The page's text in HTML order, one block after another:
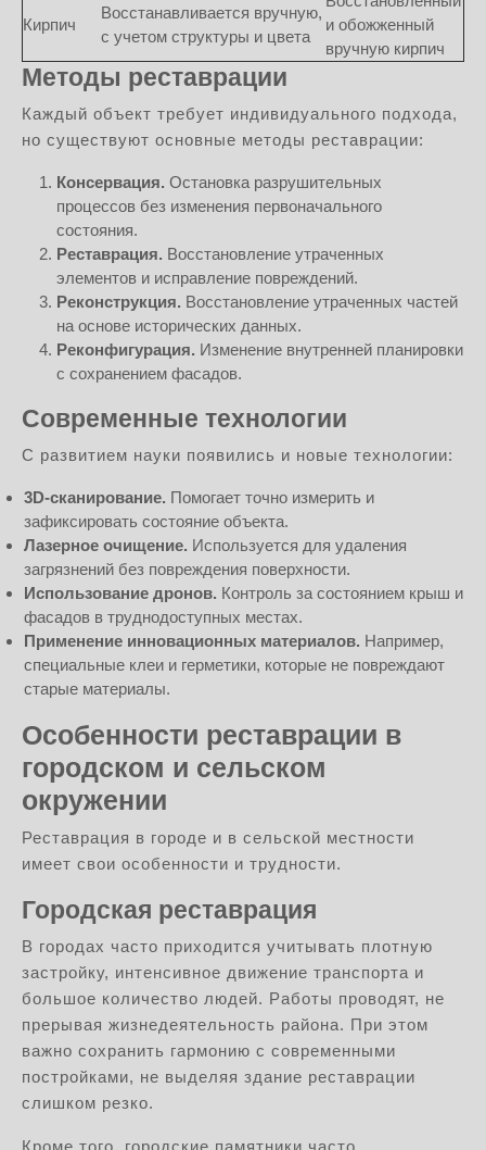
Кирпич
Восстанавливается вручную,
с учетом структуры и цвета
и обожженный
вручную кирпич
Методы реставрации
Каждый объект требует индивидуального подхода,
но существуют основные методы реставрации:
Консервация. Остановка разрушительных
процессов без изменения первоначального
состояния.
Реставрация. Восстановление утраченных
элементов и исправление повреждений.
Реконструкция. Восстановление утраченных частей
на основе исторических данных.
Реконфигурация. Изменение внутренней планировки
с сохранением фасадов.
Современные технологии
С развитием науки появились и новые технологии:
3D-сканирование. Помогает точно измерить и
зафиксировать состояние объекта.
Лазерное очищение. Используется для удаления
загрязнений без повреждения поверхности.
Использование дронов. Контроль за состоянием крыш и
фасадов в труднодоступных местах.
Применение инновационных материалов. Например,
специальные клеи и герметики, которые не повреждают
старые материалы.
Особенности реставрации в
городском и сельском
окружении
Реставрация в городе и в сельской местности
имеет свои особенности и трудности.
Городская реставрация
В городах часто приходится учитывать плотную
застройку, интенсивное движение транспорта и
большое количество людей. Работы проводят, не
прерывая жизнедеятельность района. При этом
важно сохранить гармонию с современными
постройками, не выделяя здание реставрации
слишком резко.
Кроме того, городские памятники часто